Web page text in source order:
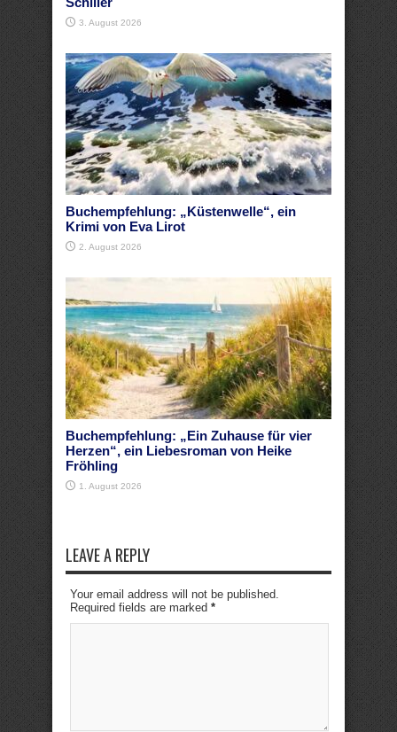
3. August 2026
Buchempfehlung: „Küstenwelle“, ein
Krimi von Eva Lirot
2. August 2026
Buchempfehlung: „Ein Zuhause für vier
Herzen“, ein Liebesroman von Heike
Fröhling
1. August 2026
LEAVE A REPLY
Your email address will not be published.
Required fields are marked *